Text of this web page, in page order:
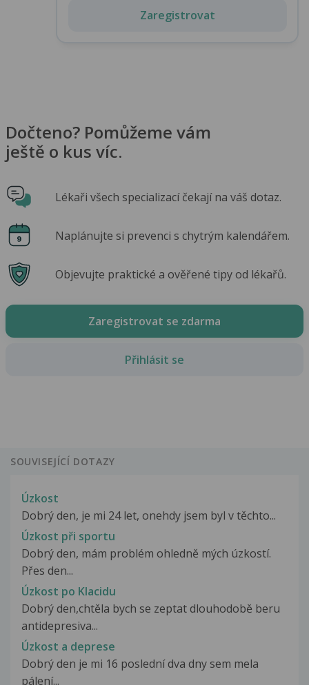
Zaregistrovat
Dočteno? Pomůžeme vám
ještě o kus víc.
Lékaři všech specializací čekají na váš dotaz.
Naplánujte si prevenci s chytrým kalendářem.
Objevujte praktické a ověřené tipy od lékařů.
Zaregistrovat se zdarma
Přihlásit se
SOUVISEJÍCÍ DOTAZY
Úzkost
Dobrý den, je mi 24 let, onehdy jsem byl v těchto...
Úzkost při sportu
Dobrý den, mám problém ohledně mých úzkostí.
Přes den...
Úzkost po Klacidu
Dobrý den,chtěla bych se zeptat dlouhodobě beru
antidepresiva...
Úzkost a deprese
Dobrý den je mi 16 poslední dva dny sem mela
pálení...